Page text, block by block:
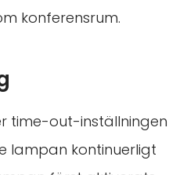
konferensrum.
time-out-inställningen
lampan kontinuerligt